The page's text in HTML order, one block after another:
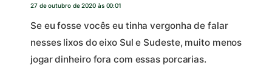
27 de outubro de 2020 às 00:01
Se eu fosse vocês eu tinha vergonha de falar
nesses lixos do eixo Sul e Sudeste, muito menos
jogar dinheiro fora com essas porcarias.